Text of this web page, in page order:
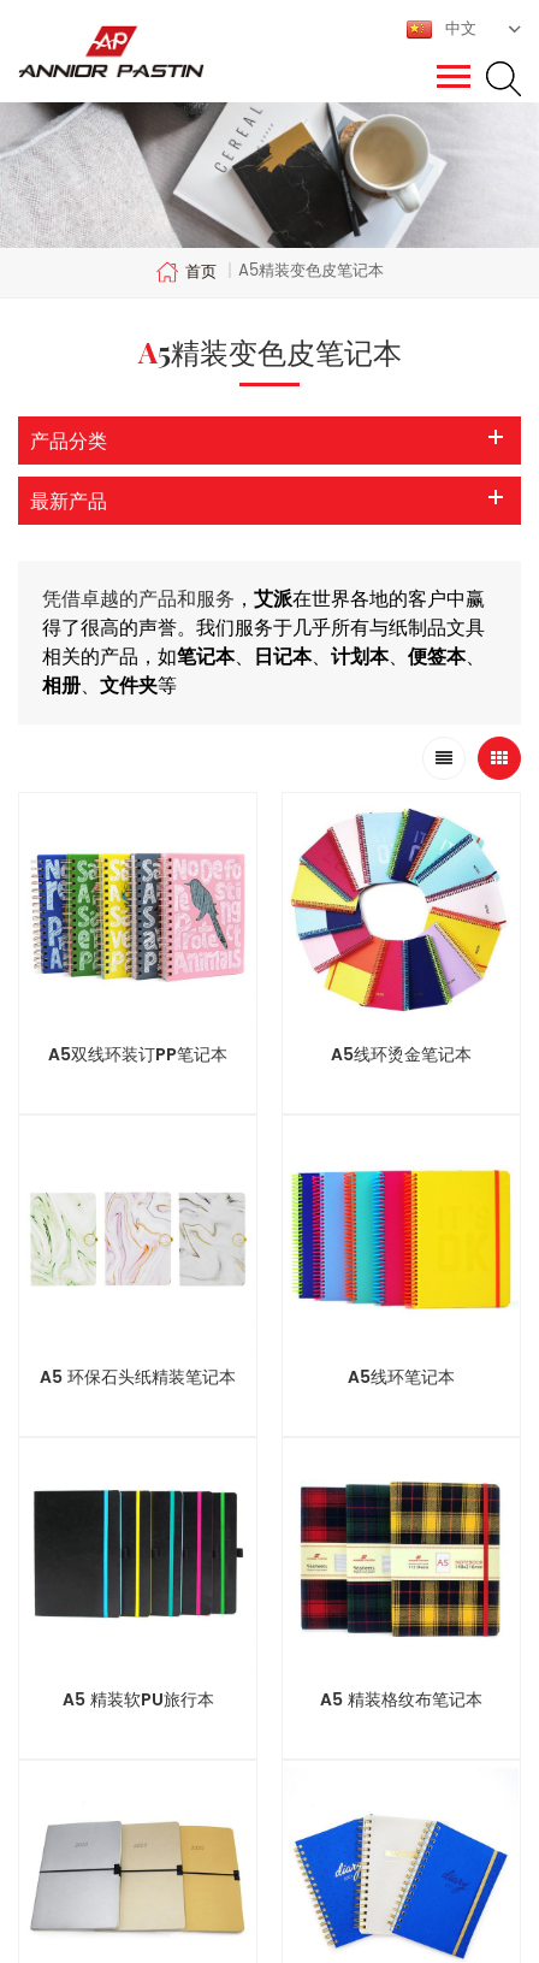
中文
首页 | A5精装变色皮笔记本
A5精装变色皮笔记本
产品分类
最新产品
凭借卓越的产品和服务 ， 艾派在世界各地的客户中赢
得了很高的声誉。我们服务于几乎所有与纸制品文具
相关的产品，如笔记本、 日记本、 计划本、 便签本、
相册
文件夹等
A5双线环装订PP笔记本 A5线环烫金笔记本
A5 环保石头纸精装笔记本 A5线环笔记本
A5 精装软PU旅行本 A5 精装格纹布笔记本